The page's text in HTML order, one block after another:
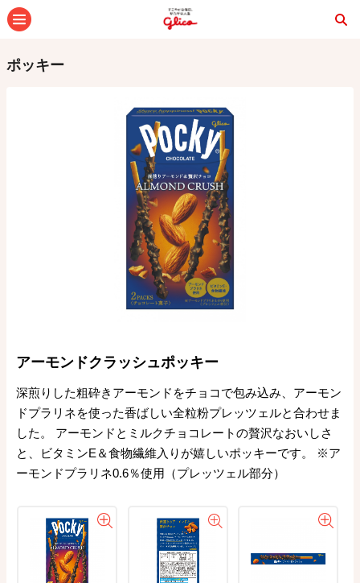
ポッキー
アーモンドクラッシュポッキー
深煎りした粗砕きアーモンドをチョコで包み込み、アーモン
ドプラリネを使った香ばしい全粒粉プレッツェルと合わせま
した。 アーモンドとミルクチョコレートの贅沢なおいしさ
と、ビタミンE＆食物繊維入りが嬉しいポッキーです。 ※ア
ーモンドプラリネ0.6％使用（プレッツェル部分）